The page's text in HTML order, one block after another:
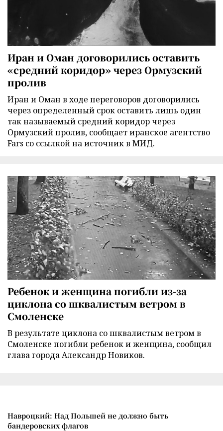
Иран и Оман договорились оставить
«средний коридор» через Ормузский
пролив
Иран и Оман в ходе переговоров договорились
через определенный срок оставить лишь один
так называемый средний коридор через
Ормузский пролив, сообщает иранское агентство
Fars со ссылкой на источник в МИД.
Ребенок и женщина погибли из-за
циклона со шквалистым ветром в
Смоленске
В результате циклона со шквалистым ветром в
Смоленске погибли ребенок и женщина, сообщил
глава города Александр Новиков.
Навроцкий: Над Польшей не должно быть
бандеровских флагов